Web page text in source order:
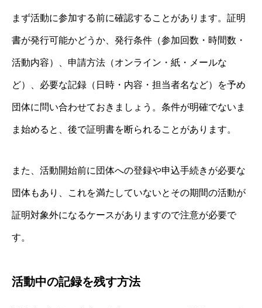
まず活動に参加する前に確認することがあります。証明
書が発行可能かどうか、発行条件（参加回数・時間数・
活動内容）、申請方法（オンライン・紙・メールな
ど）、必要な記録（日時・内容・担当者名など）を予め
団体に問い合わせておきましょう。条件が明確でないま
ま始めると、後で証明書を断られることがあります。
また、活動開始前に団体への登録や申込手続きが必要な
団体もあり、これを満たしていないとその期間の活動が
証明対象外になるケースがありますので注意が必要で
す。
活動中の記録を残す方法